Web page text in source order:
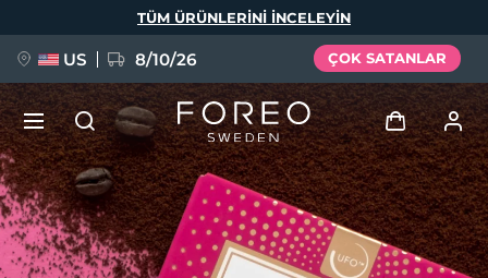
TÜM ÜRÜNLERINI INCELEYIN
US 8/10/26 ÇOK SATANLAR
Giriş
Kullanici profi̇li̇
YENİ
BREAKING NEWS
Dil Seçimi